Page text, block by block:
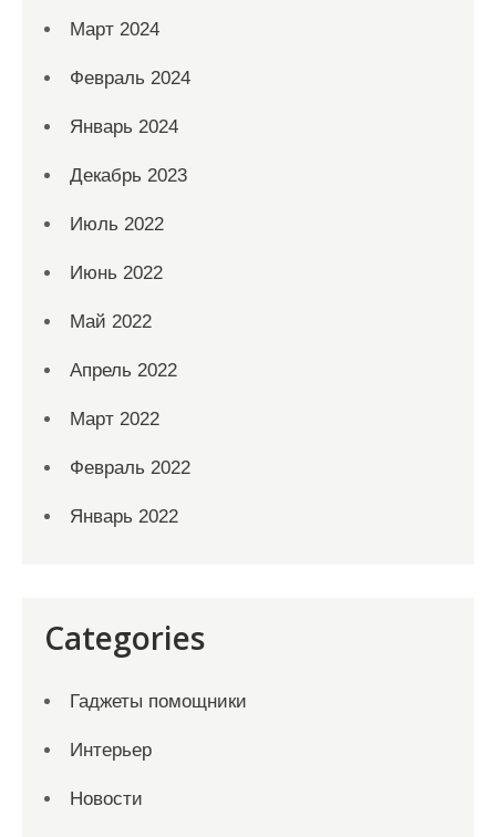
Март 2024
Февраль 2024
Январь 2024
Декабрь 2023
Июль 2022
Июнь 2022
Май 2022
Апрель 2022
Март 2022
Февраль 2022
Январь 2022
Categories
Гаджеты помощники
Интерьер
Новости